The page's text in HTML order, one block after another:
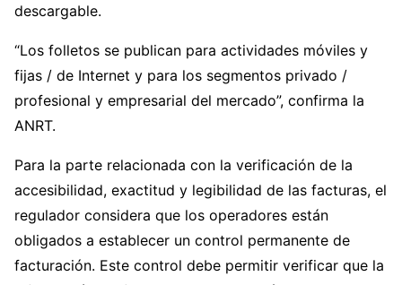
descargable.
“Los folletos se publican para actividades móviles y
fijas / de Internet y para los segmentos privado /
profesional y empresarial del mercado”, confirma la
ANRT.
Para la parte relacionada con la verificación de la
accesibilidad, exactitud y legibilidad de las facturas, el
regulador considera que los operadores están
obligados a establecer un control permanente de
facturación. Este control debe permitir verificar que la